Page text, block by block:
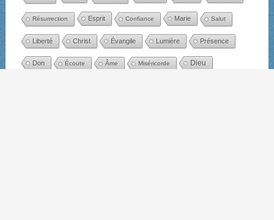
Résurrection Esprit Confiance Marie Salut
Liberté Christ Évangile Lumière Présence
Don Écoute Âme Miséricorde Dieu